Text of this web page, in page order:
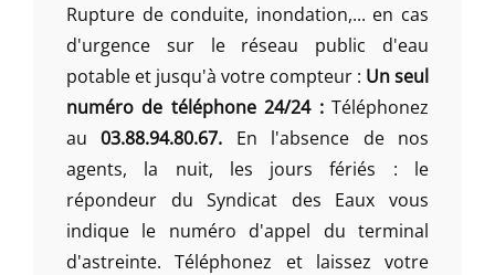
Rupture de conduite, inondation,... en cas
d'urgence sur le réseau public d'eau
potable et jusqu'à votre compteur : Un seul
numéro de téléphone 24/24 :Téléphonez
au03.88.94.80.67. En l'absence de nos
agents, la nuit, les jours fériés : le
répondeur du Syndicat des Eaux vous
indique le numéro d'appel du terminal
d'astreinte. Téléphonez et laissez votre